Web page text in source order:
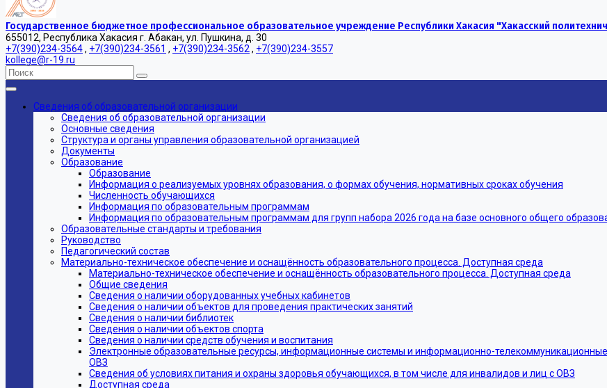
Государственное бюджетное профессиональное образовательное учреждение Республики Хакасия "Хакасский
655012, Республика Хакасия г. Абакан, ул. Пушкина, д. 30
+7(390)234-3564, +7(390)234-3561 , +7(390)234-3562 , +7(390)234-3557
kollege@r-19.ru
Сведения об образовательной организации
Сведения об образовательной организации
Основные сведения
Структура и органы управления образовательной организацией
Документы
Образование
Образование
Информация о реализуемых уровнях образования, о формах обучения, нормативных сроках обучения
Численность обучающихся
Информация по образовательным программам
Информация по образовательным программам для групп набора 2026 года на базе основного общего
Образовательные стандарты и требования
Руководство
Педагогический состав
Материально-техническое обеспечение и оснащённость образовательного процесса. Доступная среда
Материально-техническое обеспечение и оснащённость образовательного процесса. Доступная среда
Общие сведения
Сведения о наличии оборудованных учебных кабинетов
Сведения о наличии объектов для проведения практических занятий
Сведения о наличии библиотек
Сведения о наличии объектов спорта
Сведения о наличии средств обучения и воспитания
Электронные образовательные ресурсы, информационные системы и информационно-
ОВЗ
Сведения об условиях питания и охраны здоровья обучающихся, в том числе для инвалидов и лиц с ОВЗ
Доступная среда